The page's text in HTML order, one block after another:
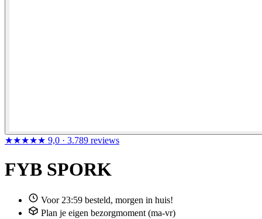
★★★★★ 9,0 · 3.789 reviews
FYB SPORK
Voor 23:59 besteld, morgen in huis!
Plan je eigen bezorgmoment (ma-vr)